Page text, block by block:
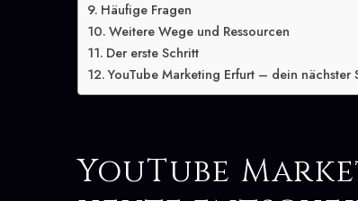
Häufige Fragen
Weitere Wege und Ressourcen
Der erste Schritt
YouTube Marketing Erfurt – dein nächster
YouTube